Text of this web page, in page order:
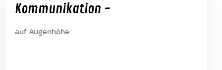
Kommunikation -
auf Augenhöhe